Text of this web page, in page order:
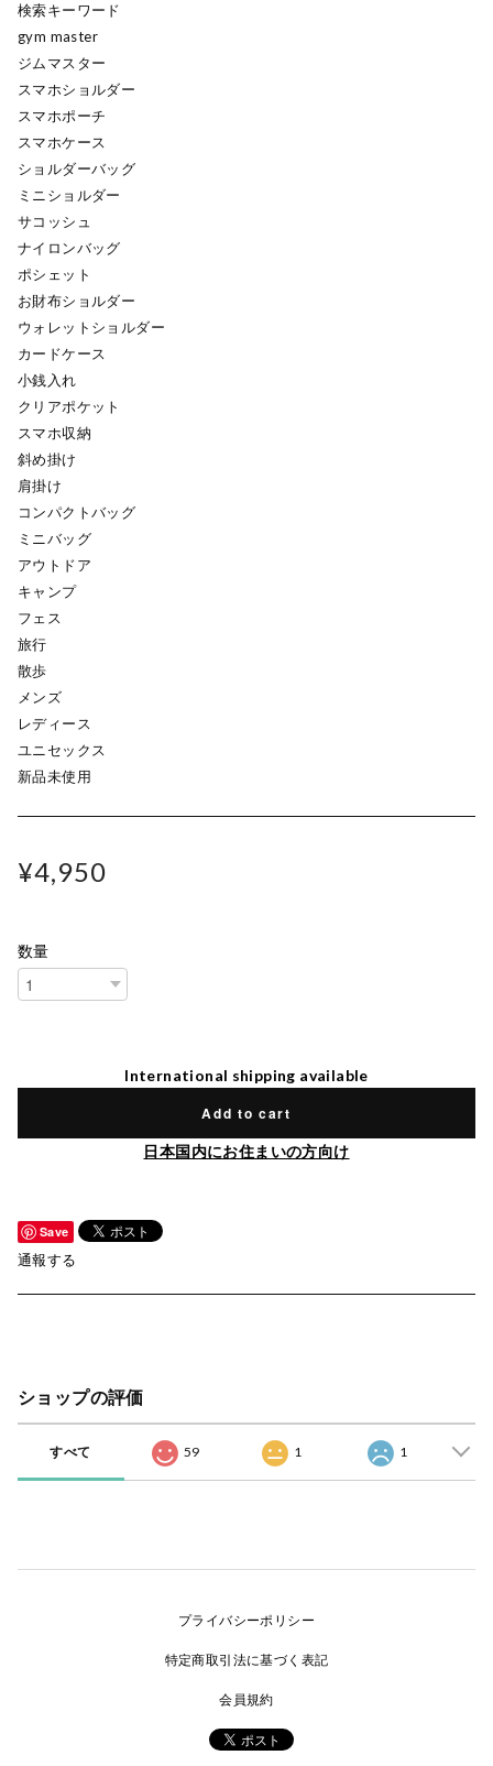
検索キーワード
gym master
ジムマスター
スマホショルダー
スマホポーチ
スマホケース
ショルダーバッグ
ミニショルダー
サコッシュ
ナイロンバッグ
ポシェット
お財布ショルダー
ウォレットショルダー
カードケース
小銭入れ
クリアポケット
スマホ収納
斜め掛け
肩掛け
コンパクトバッグ
ミニバッグ
アウトドア
キャンプ
フェス
旅行
散歩
メンズ
レディース
ユニセックス
新品未使用
¥4,950
数量
International shipping available
Add to cart
日本国内にお住まいの方向け
Save
通報する
ショップの評価
すべて 59 1 1
プライバシーポリシー
特定商取引法に基づく表記
会員規約